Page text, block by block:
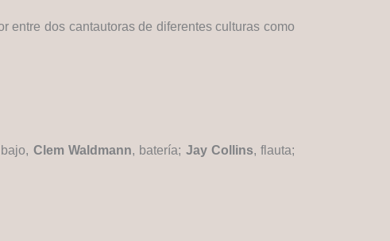
entre dos cantautoras de diferentes culturas como
Clem Waldmann, batería; Jay Collins, flauta;